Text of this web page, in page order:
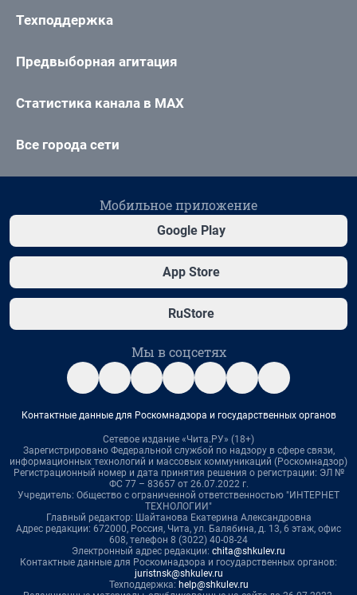
Техподдержка
Предвыборная агитация
Статистика канала в MAX
Все города сети
Мобильное приложение
Google Play
App Store
RuStore
Мы в соцсетях
Контактные данные для Роскомнадзора и государственных органов
Сетевое издание «Чита.РУ» (18+)
Зарегистрировано Федеральной службой по надзору в сфере связи,
информационных технологий и массовых коммуникаций (Роскомнадзор)
Регистрационный номер и дата принятия решения о регистрации: ЭЛ №
ФС 77 – 83657 от 26.07.2022 г.
Учредитель: Общество с ограниченной ответственностью "ИНТЕРНЕТ
ТЕХНОЛОГИИ"
Главный редактор: Шайтанова Екатерина Александровна
Адрес редакции: 672000, Россия, Чита, ул. Балябина, д. 13, 6 этаж, офис
608, телефон 8 (3022) 40-08-24
Электронный адрес редакции: chita@shkulev.ru
Контактные данные для Роскомнадзора и государственных органов:
juristnsk@shkulev.ru
Техподдержка: help@shkulev.ru